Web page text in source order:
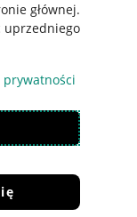
głównej.
uprzedniego
regulaminu